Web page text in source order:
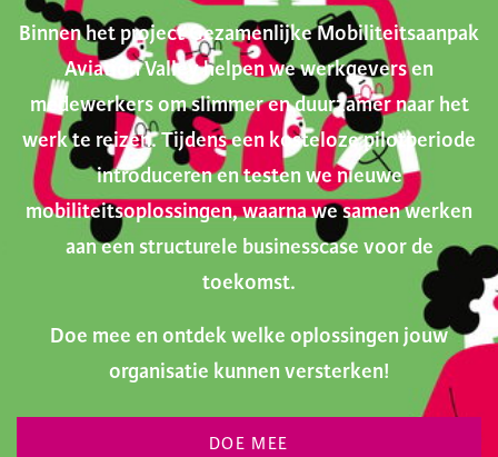
Binnen het project Gezamenlijke Mobiliteitsaanpak
Aviation Valley helpen we werkgevers en
medewerkers om slimmer en duurzamer naar het
werk te reizen. Tijdens een kosteloze pilotperiode
introduceren en testen we nieuwe
mobiliteitsoplossingen, waarna we samen werken
aan een structurele businesscase voor de
toekomst.
Doe mee en ontdek welke oplossingen jouw
organisatie kunnen versterken!
DOE MEE